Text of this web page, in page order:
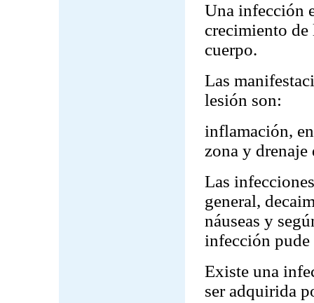
Una infección
crecimiento de
cuerpo.
Las
lesión son:
inflamación,
zona y drenaje
Las
general,
náuseas y
infección pude
Existe una
ser adquirida